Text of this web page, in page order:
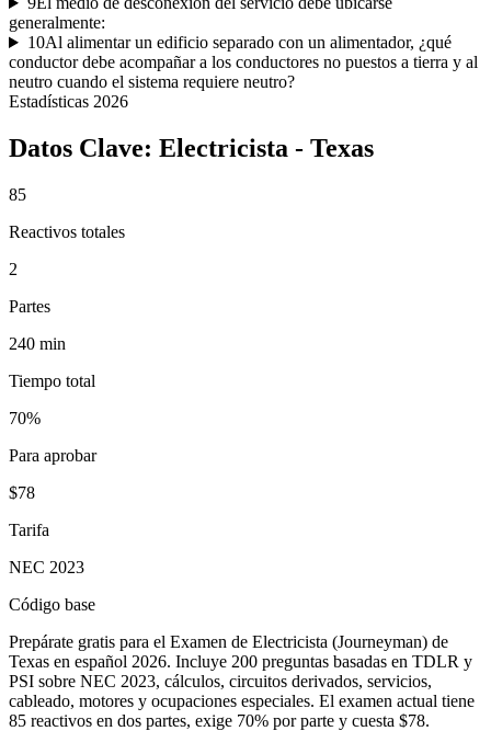
generalmente:
10Al alimentar un edificio separado con un alimentador, ¿qué
conductor debe acompañar a los conductores no puestos a tierra y al
neutro cuando el sistema requiere neutro?
Estadísticas 2026
Datos Clave: Electricista - Texas
85
Reactivos totales
2
Partes
240 min
Tiempo total
70%
Para aprobar
$78
Tarifa
NEC 2023
Código base
Prepárate gratis para el Examen de Electricista (Journeyman) de
Texas en español 2026. Incluye 200 preguntas basadas en TDLR y
PSI sobre NEC 2023, cálculos, circuitos derivados, servicios,
cableado, motores y ocupaciones especiales. El examen actual tiene
85 reactivos en dos partes, exige 70% por parte y cuesta $78.